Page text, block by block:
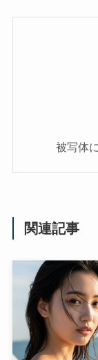
被写体
関連記事